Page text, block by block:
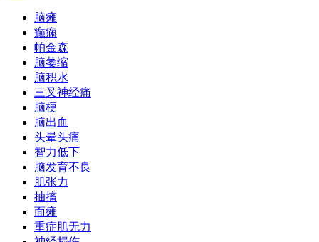
脑瘫
癫痫
帕金森
脑萎缩
脑积水
三叉神经痛
脑梗
脑出血
头晕头痛
智力低下
脑发育不良
肌张力
抽搐
面瘫
重症肌无力